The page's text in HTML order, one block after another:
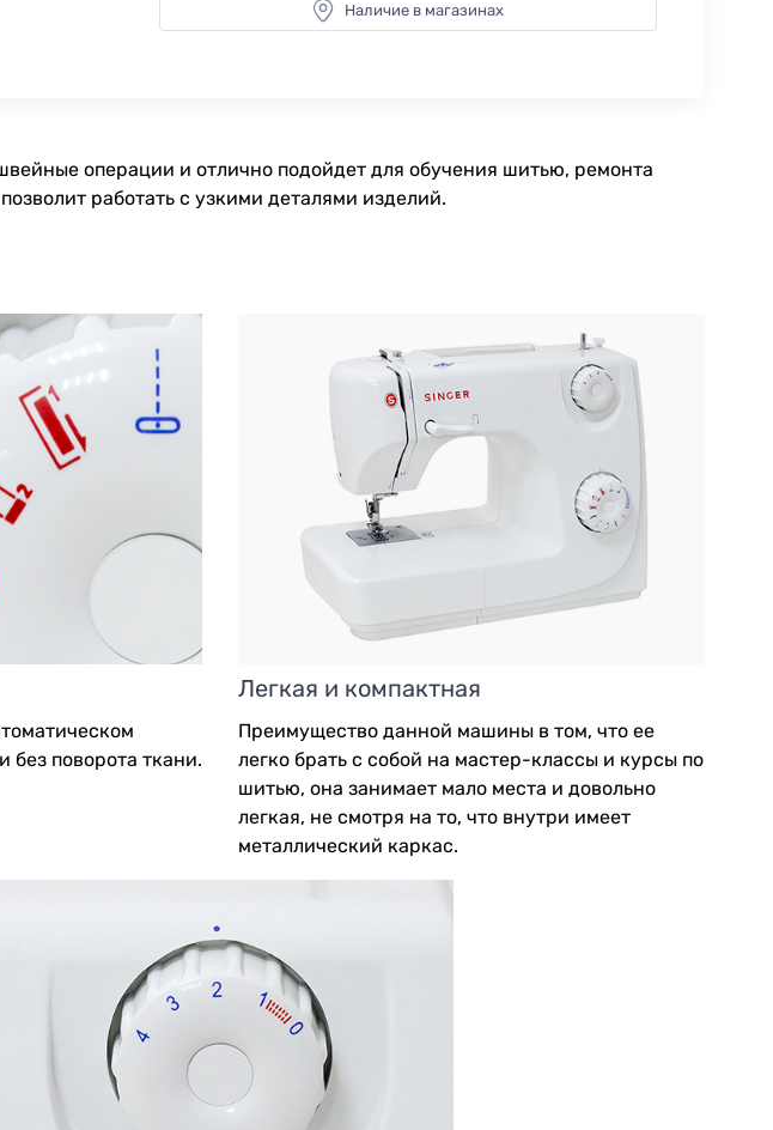
Наличие в магазинах
операции и отлично подойдет для обучения шитью, ремонта
работать с узкими деталями изделий.
поворота ткани.
Легкая и компактная
Преимущество данной машины в том, что ее
легко брать с собой на мастер-классы и курсы по
шитью, она занимает мало места и довольно
легкая, не смотря на то, что внутри имеет
металлический каркас.